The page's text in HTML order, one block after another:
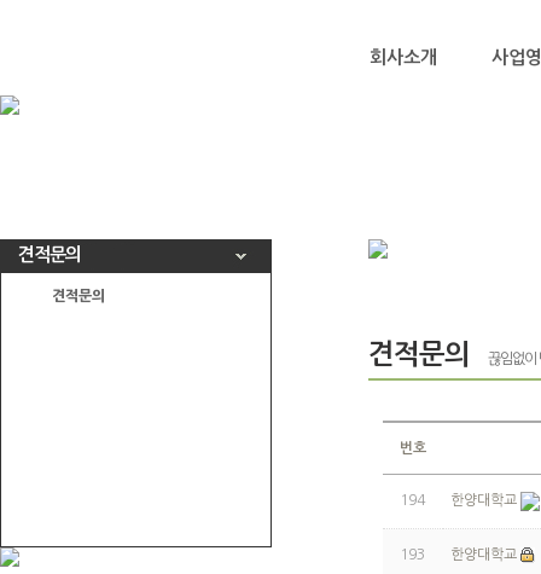
회사소개 사업
견적문의
견적문의
견적문의 끊임없이
번호
194 한양대학교
193 한양대학교